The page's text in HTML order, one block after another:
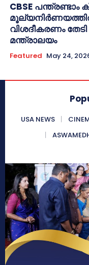
CBSE
വിശദീകരണം
മന്ത്രാലയം
Featured May 24,
USA NEWS